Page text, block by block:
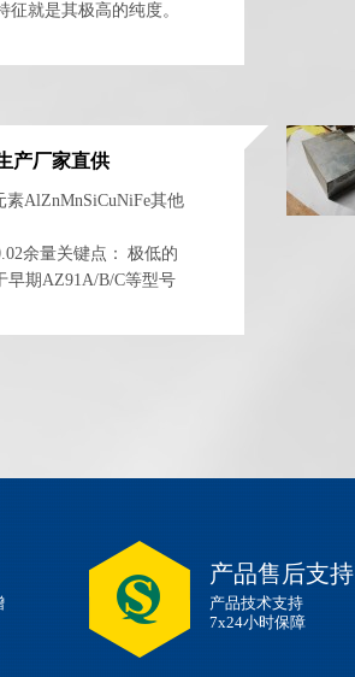
征就是其极高的纯度。
产厂家直供
AlZnMnSiCuNiFe其他
余量关键点： 极低的
早期AZ91A/B/C等型号
产品售后支持
产品技术支持
7x24小时保障